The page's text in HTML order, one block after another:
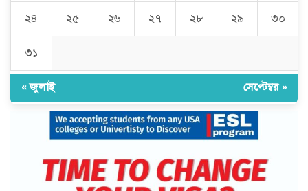
২৪ ২৫ ২৬ ২৭ ২৮ ২৯ ৩০
৩১
« জুলাই সেপ্টেম্বর »